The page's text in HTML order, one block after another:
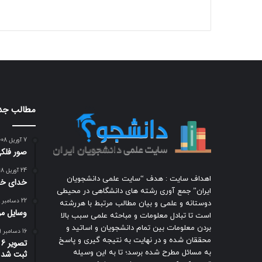
اهداف سایت : هدف “سایت علمی دانشجویان
ایران” جمع آوری رشته های دانشگاهی در محیطی
دوستانه و علمی و بیان مطالب مرتبط با هررشته
است تا تبادل معلومات و مباحثه علمی سبب بالا
بردن معلومات بین تمام دانشجویان و اساتید و
محققان شده و در نهایت به نتیجه گیری و پاسخ
به مسائل مطرح شده برسد؛ تا به این وسیله
مطالب
7 آوریل 2008
صور
24 آوریل 2018
خدای
22 دسامبر 2018
وسایل
16 دسامبر 2009
ثبت شد